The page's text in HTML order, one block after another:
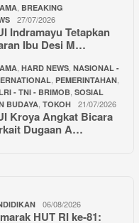
BREAKING
27/07/2026
Indramayu Tetapkan
Ibu Desi M…
HARD NEWS NASIONAL -
PEMERINTAHAN
- TNI - BRIMOB SOSIAL
BUDAYA TOKOH 21/07/2026
Kroya Angkat Bicara
Dugaan A…
06/08/2026
HUT RI ke-81: